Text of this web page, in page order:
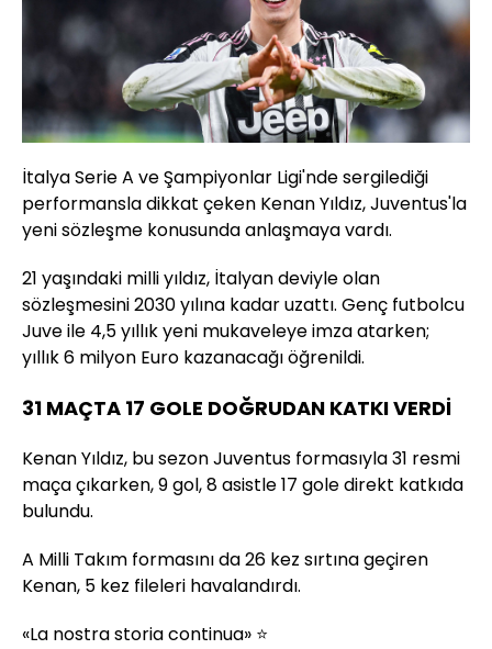
İtalya Serie A ve Şampiyonlar Ligi'nde sergilediği
performansla dikkat çeken Kenan Yıldız, Juventus'la
yeni sözleşme konusunda anlaşmaya vardı.
21 yaşındaki milli yıldız, İtalyan deviyle olan
sözleşmesini 2030 yılına kadar uzattı. Genç futbolcu
Juve ile 4,5 yıllık yeni mukaveleye imza atarken;
yıllık 6 milyon Euro kazanacağı öğrenildi.
31 MAÇTA 17 GOLE DOĞRUDAN KATKI VERDİ
Kenan Yıldız, bu sezon Juventus formasıyla 31 resmi
maça çıkarken, 9 gol, 8 asistle 17 gole direkt katkıda
bulundu.
A Milli Takım formasını da 26 kez sırtına geçiren
Kenan, 5 kez fileleri havalandırdı.
«La nostra storia continua» ⭐️